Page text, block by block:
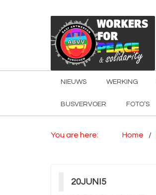
NIEUWS WERKING
BUSVERVOER FOTO’S
You are here: Home
20JUNI5